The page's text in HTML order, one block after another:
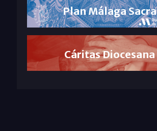
Plan Málaga Sacra
Cáritas Diocesana